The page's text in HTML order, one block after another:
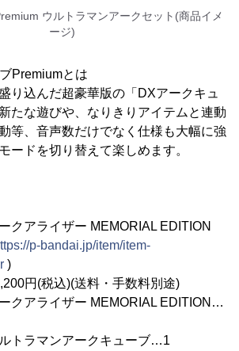
ウルトラマンアークセット(商品イメ
ージ)
Premiumとは
り込んだ超豪華版の「DXアークキュ
たな遊びや、なりきりアイテムと連動
等、音声数だけでなく仕様も大幅に強
ードを切り替えて楽しめます。
アライザー MEMORIAL EDITION
p-bandai.jp/item/item-
)
円(税込)(送料・手数料別途)
クアライザー MEMORIAL EDITION…
アークキューブ…1